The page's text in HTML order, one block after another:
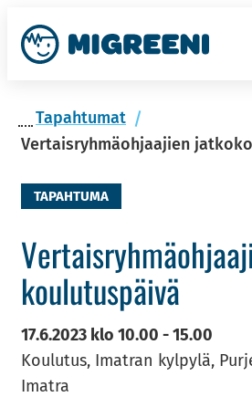
ry
si­
töön
Etusi­
vu
Ta­pah­tu­mat
Vertaisryhmäohjaajien
TAPAHTUMA
kou­lu­tus­päi­vä
17.6.2023 klo 10.00 -15.00
Koulutus, Imatran kylpylä,
Imatra